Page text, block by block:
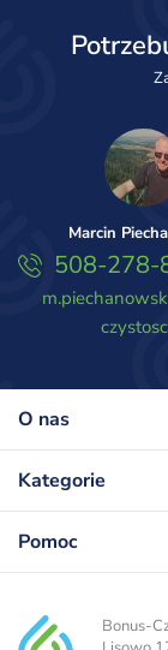
Marcin
508-278-
O nas
Kategorie
Pomoc
Bonus-